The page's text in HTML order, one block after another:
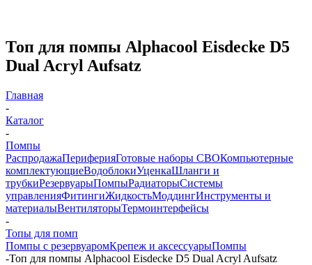
Топ для помпы Alphacool Eisdecke D5
Dual Acryl Aufsatz
Главная
-
Каталог
-
Помпы
РаспродажаПериферияГотовые наборы СВОКомпьютерные
комплектующиеВодоблокиУценкаШланги и
трубкиРезервуарыПомпыРадиаторыСистемы
управленияФитингиЖидкостьМоддингИнструменты и
материалыВентиляторыТермоинтерфейсы
-
Топы для помп
Помпы с резервуаромКрепеж и аксессуарыПомпы
-Топ для помпы Alphacool Eisdecke D5 Dual Acryl Aufsatz